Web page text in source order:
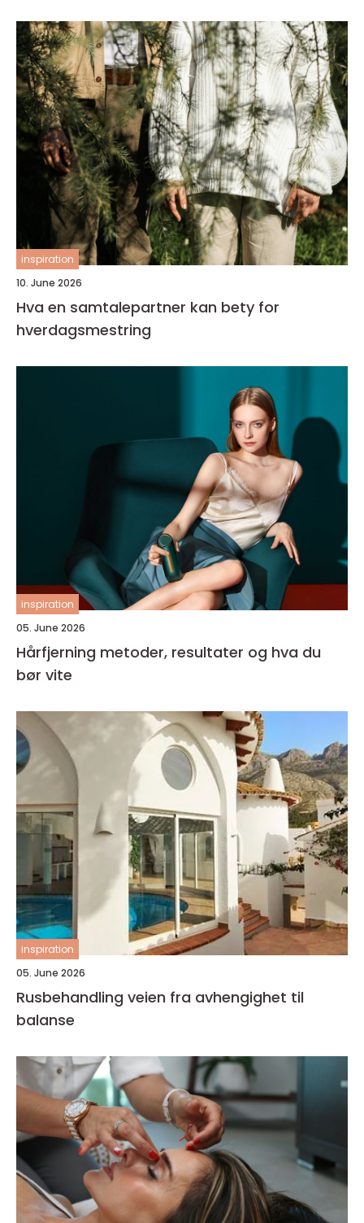
inspiration
10. June 2026
Hva en samtalepartner kan bety for
hverdagsmestring
inspiration
05. June 2026
Hårfjerning metoder, resultater og hva du
bør vite
inspiration
05. June 2026
Rusbehandling veien fra avhengighet til
balanse